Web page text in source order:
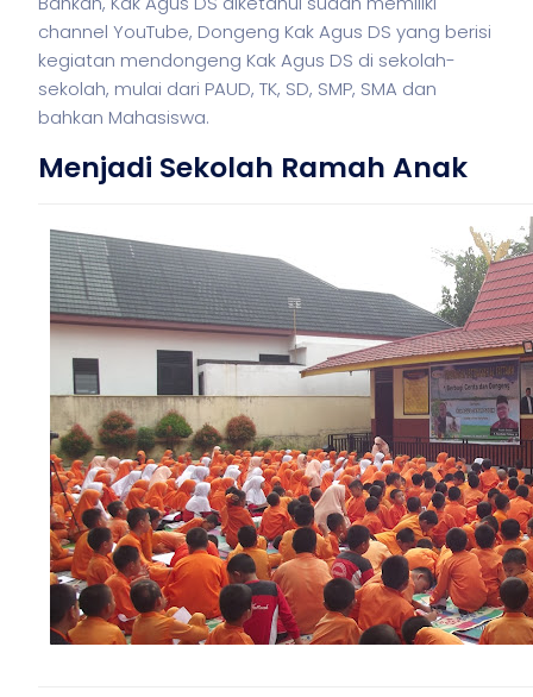
channel YouTube, Dongeng Kak Agus DS yang berisi
kegiatan mendongeng Kak Agus DS di sekolah-
sekolah, mulai dari PAUD, TK, SD, SMP, SMA dan
bahkan Mahasiswa.
Menjadi Sekolah Ramah Anak